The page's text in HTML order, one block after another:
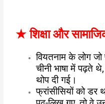
★ शिक्षा और
वियतनाम के लोग जो
चीनी भाषा में पढ़ते
थोप दी गई।
फ्रांसीसियों को